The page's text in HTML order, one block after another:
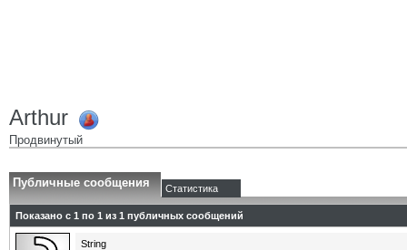
Arthur
Продвинутый
Публичные сообщения Статистика
Показано с 1 по 1 из 1 публичных сообщений
String